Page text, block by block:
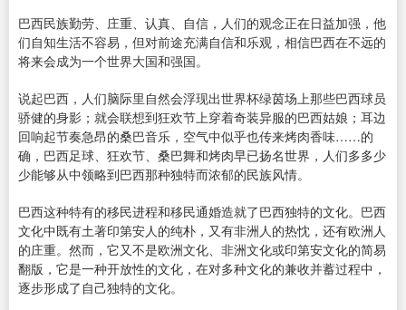
巴西民族勤劳、庄重、认真、自信，人们的观念正在日益加强，他
们自知生活不容易，但对前途充满自信和乐观，相信巴西在不远的
将来会成为一个世界大国和强国。
说起巴西，人们脑际里自然会浮现出世界杯绿茵场上那些巴西球员
骄健的身影；就会联想到狂欢节上穿着奇装异服的巴西姑娘；耳边
回响起节奏急昂的桑巴音乐，空气中似乎也传来烤肉香味……的
确，巴西足球、狂欢节、桑巴舞和烤肉早已扬名世界，人们多多少
少能够从中领略到巴西那种独特而浓郁的民族风情。
巴西这种特有的移民进程和移民通婚造就了巴西独特的文化。巴西
文化中既有土著印第安人的纯朴，又有非洲人的热忱，还有欧洲人
的庄重。然而，它又不是欧洲文化、非洲文化或印第安文化的简易
翻版，它是一种开放性的文化，在对多种文化的兼收并蓄过程中，
逐步形成了自己独特的文化。